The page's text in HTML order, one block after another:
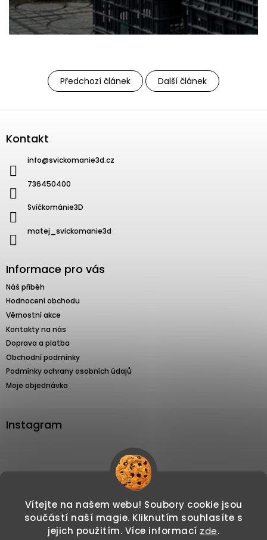
Vítejte na našem webu! Soubory cookie jsou
součástí naší magie. Kliknutím souhlasíte s
jejich použitím. Více informací zde.
Předchozí článek Další článek
Kontakt
info@svickomanie3d.cz
736450400
Svíčkománie3D
matej_svickomanie3d
Informace pro vás
Náš příběh
Hodnocení obchodu
Věrnostní akce
Kontakty na nás
Doprava a platba
Obchodní podmínky
Podmínky ochrany osobních údajů
Moje objednávka
Instagram